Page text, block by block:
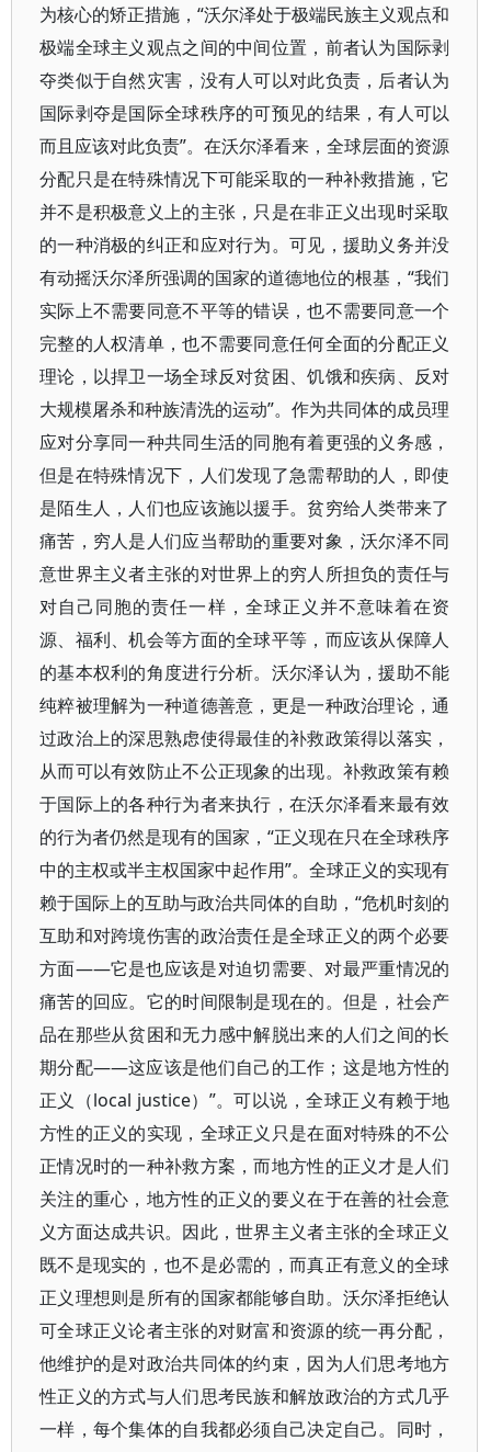
为核心的矫正措施，“沃尔泽处于极端民族主义观点和
极端全球主义观点之间的中间位置，前者认为国际剥
夺类似于自然灾害，没有人可以对此负责，后者认为
国际剥夺是国际全球秩序的可预见的结果，有人可以
而且应该对此负责”。在沃尔泽看来，全球层面的资源
分配只是在特殊情况下可能采取的一种补救措施，它
并不是积极意义上的主张，只是在非正义出现时采取
的一种消极的纠正和应对行为。可见，援助义务并没
有动摇沃尔泽所强调的国家的道德地位的根基，“我们
实际上不需要同意不平等的错误，也不需要同意一个
完整的人权清单，也不需要同意任何全面的分配正义
理论，以捍卫一场全球反对贫困、饥饿和疾病、反对
大规模屠杀和种族清洗的运动”。作为共同体的成员理
应对分享同一种共同生活的同胞有着更强的义务感，
但是在特殊情况下，人们发现了急需帮助的人，即使
是陌生人，人们也应该施以援手。贫穷给人类带来了
痛苦，穷人是人们应当帮助的重要对象，沃尔泽不同
意世界主义者主张的对世界上的穷人所担负的责任与
对自己同胞的责任一样，全球正义并不意味着在资
源、福利、机会等方面的全球平等，而应该从保障人
的基本权利的角度进行分析。沃尔泽认为，援助不能
纯粹被理解为一种道德善意，更是一种政治理论，通
过政治上的深思熟虑使得最佳的补救政策得以落实，
从而可以有效防止不公正现象的出现。补救政策有赖
于国际上的各种行为者来执行，在沃尔泽看来最有效
的行为者仍然是现有的国家，“正义现在只在全球秩序
中的主权或半主权国家中起作用”。全球正义的实现有
赖于国际上的互助与政治共同体的自助，“危机时刻的
互助和对跨境伤害的政治责任是全球正义的两个必要
方面——它是也应该是对迫切需要、对最严重情况的
痛苦的回应。它的时间限制是现在的。但是，社会产
品在那些从贫困和无力感中解脱出来的人们之间的长
期分配——这应该是他们自己的工作；这是地方性的
正义（local justice）”。可以说，全球正义有赖于地
方性的正义的实现，全球正义只是在面对特殊的不公
正情况时的一种补救方案，而地方性的正义才是人们
关注的重心，地方性的正义的要义在于在善的社会意
义方面达成共识。因此，世界主义者主张的全球正义
既不是现实的，也不是必需的，而真正有意义的全球
正义理想则是所有的国家都能够自助。沃尔泽拒绝认
可全球正义论者主张的对财富和资源的统一再分配，
他维护的是对政治共同体的约束，因为人们思考地方
性正义的方式与人们思考民族和解放政治的方式几乎
一样，每个集体的自我都必须自己决定自己。同时，